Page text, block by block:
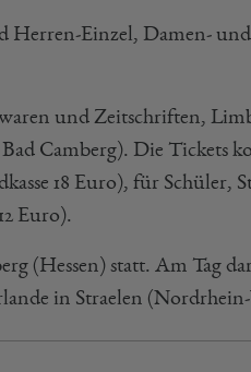
Herren-Einzel, Damen-
und Zeitschriften,
Camberg). Die Tickets
18 Euro), für Schüler,
Euro).
(Hessen) statt. Am Tag
in Straelen (Nordrhein-